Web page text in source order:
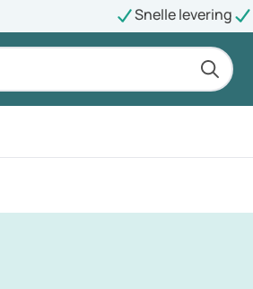
Snelle levering